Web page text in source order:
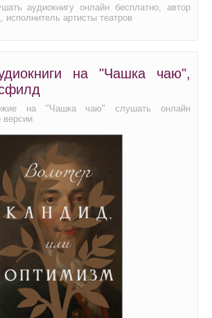
аудиокнигу онлайн бесплатно, автор
артисты театров
на "Чашка чаю",
на "Чашка чаю" слушать онлайн